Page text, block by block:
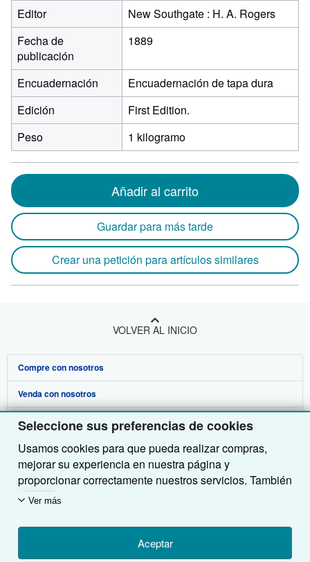
Seleccione sus preferencias de cookies
Usamos cookies para que pueda realizar compras,
mejorar su experiencia en nuestra página y
proporcionar correctamente nuestros servicios. También
utilizamos cookies para comprender el modo en que los
midiendo las visitas al sitio) y así poder realizar
mejoras. Si está de acuerdo, también utilizaremos
Ver más
Aceptar
Editor
New Southgate : H. A. Rogers
Fecha de
publicación
1889
Encuadernación
Encuadernación de tapa dura
Edición
First Edition.
Peso
1 kilogramo
Añadir al carrito
Guardar para más tarde
Crear una petición para artículos similares
VOLVER AL INICIO
Compre con nosotros
Búsqueda avanzada
Colecciones
Mi cuenta
Mis pedidos
Ver carrito
Venda con nosotros
Comenzar a vender
Únase a nuestro programa de afiliados
Recomiende un vendedor
Sobre nosotros
Sobre IberLibro
Medios
Empleo
Política de Privacidad
Obtener Ayuda
Preguntas frecuentes y guías
Atención al Cliente
Otras compañías de AbeBooks
AbeBooks.com
AbeBooks.co.uk
Siga a IberLibro